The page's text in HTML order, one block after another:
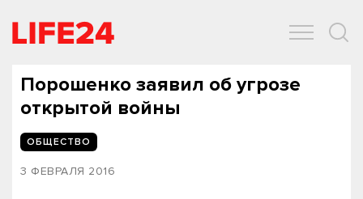
Порошенко заявил об угрозе
открытой войны
ОБЩЕСТВО
3 ФЕВРАЛЯ 2016